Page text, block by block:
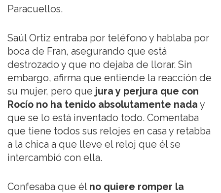
Paracuellos.
Saúl Ortiz entraba por teléfono y hablaba por
boca de Fran, asegurando que está
destrozado y que no dejaba de llorar. Sin
embargo, afirma que entiende la reacción de
su mujer, pero que jura y perjura que con
Rocío no ha tenido absolutamente nada y
que se lo está inventado todo. Comentaba
que tiene todos sus relojes en casa y retabba
a la chica a que lleve el reloj que él se
intercambió con ella.
Confesaba que él no quiere romper la